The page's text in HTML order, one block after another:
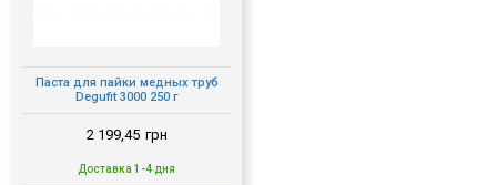
Паста для пайки медных труб
Degufit 3000 250 г
2 199,45 грн
Доставка 1-4 дня